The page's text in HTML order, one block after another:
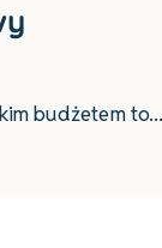
budżetem to